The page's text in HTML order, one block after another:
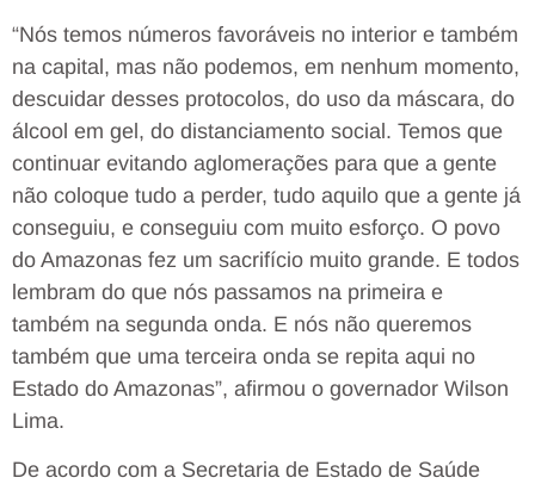
“Nós temos números favoráveis no interior e também
na capital, mas não podemos, em nenhum momento,
descuidar desses protocolos, do uso da máscara, do
álcool em gel, do distanciamento social. Temos que
continuar evitando aglomerações para que a gente
não coloque tudo a perder, tudo aquilo que a gente já
conseguiu, e conseguiu com muito esforço. O povo
do Amazonas fez um sacrifício muito grande. E todos
lembram do que nós passamos na primeira e
também na segunda onda. E nós não queremos
também que uma terceira onda se repita aqui no
Estado do Amazonas”, afirmou o governador Wilson
Lima.
De acordo com a Secretaria de Estado de Saúde